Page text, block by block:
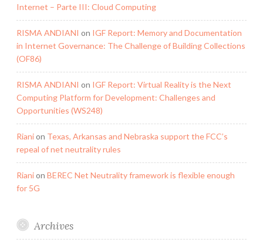
Internet – Parte III: Cloud Computing
RISMA ANDIANI on IGF Report: Memory and Documentation
in Internet Governance: The Challenge of Building Collections
(OF86)
RISMA ANDIANI on IGF Report: Virtual Reality is the Next
Computing Platform for Development: Challenges and
Opportunities (WS248)
Rianion Texas, Arkansas and Nebraska support the FCC’s
repeal of net neutrality rules
Rianion BEREC Net Neutrality framework is flexible enough
for 5G
Archives